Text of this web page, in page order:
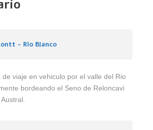
- Rio Blanco
viaje en vehiculo por el valle del Rio
bordeando el Seno de Reloncavi